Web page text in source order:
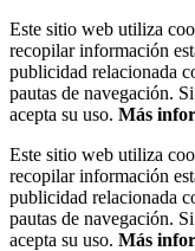
Este sitio web utiliza
recopilar información
publicidad relacionada
pautas de navegación.
acepta su uso. Más
Este sitio web utiliza
recopilar información
publicidad relacionada
pautas de navegación.
acepta su uso. Más